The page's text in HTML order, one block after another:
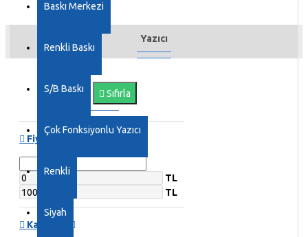
Baskı Merkezi
Renkli Baskı
S/B Baskı
Çok Fonksiyonlu Yazıcı
Renkli
Siyah
Yazıcı
Filtre Sıfırla
Fiyat
TL
TL
Kategori